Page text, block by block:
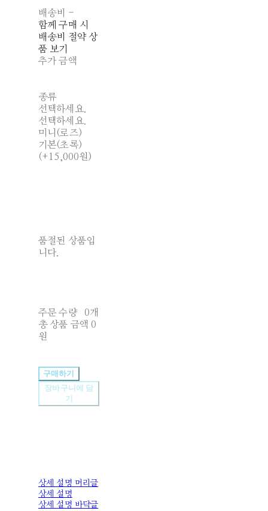
배송비 -
함께 구매 시
배송비 절약 상
품 보기
추가 금액
종류
선택하세요.
선택하세요.
미니(로즈)
기본(초록)
(+15,000원)
품절된 상품입
니다.
주문 수량
0개
총 상품 금액 0
원
구매하기
장바구니에 담
기
상세 설명 머리글
상세 설명
상세 설명 바닥글